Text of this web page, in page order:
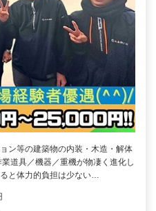
ン等の建築物の内装・木造・解体
道具／機器／重機が物凄く進化し
と体力的負担は少ない…